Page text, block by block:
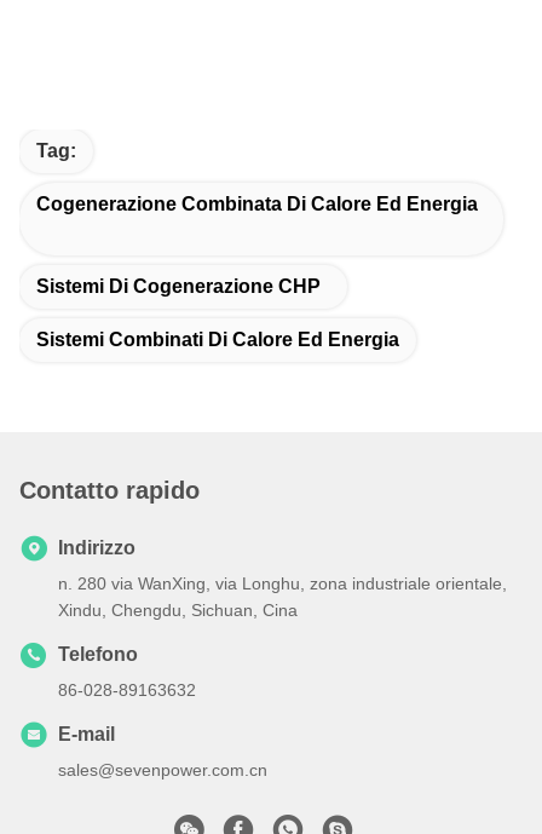
Tag:
Cogenerazione Combinata Di Calore Ed Energia
Sistemi Di Cogenerazione CHP
Sistemi Combinati Di Calore Ed Energia
Contatto rapido
Indirizzo
n. 280 via WanXing, via Longhu, zona industriale orientale,
Xindu, Chengdu, Sichuan, Cina
Telefono
86-028-89163632
E-mail
sales@sevenpower.com.cn